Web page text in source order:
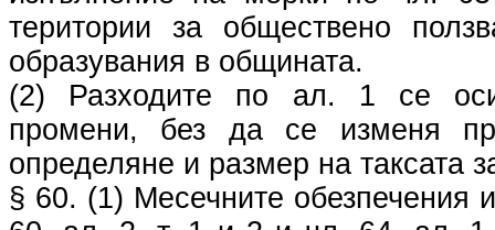
територии за обществено
образувания в общината.
(2) Разходите по ал. 1 се
промени, без да се изменя
определяне и размер на таксата
§ 60. (1) Месечните обезпечения